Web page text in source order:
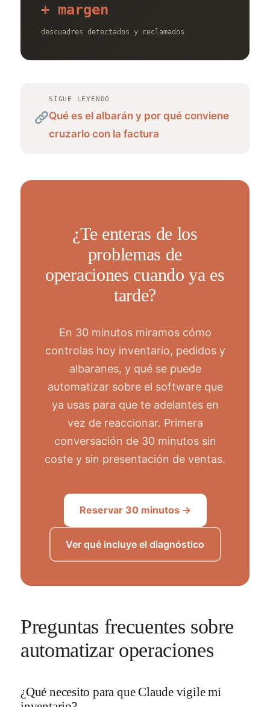
+ margen
descuadres detectados y reclamados
SIGUE LEYENDO
Qué es el albarán y por qué conviene
cruzarlo con la factura
¿Te enteras de los
problemas de
operaciones cuando ya es
tarde?
En 30 minutos miramos cómo
controlas hoy inventario, pedidos y
albaranes, y qué se puede
automatizar sobre el software que
ya usas para que te adelantes en
vez de reaccionar. Primera
conversación de 30 minutos sin
coste y sin presentación de ventas.
Reservar 30 minutos →
Ver qué incluye el diagnóstico
Preguntas frecuentes sobre
automatizar operaciones
¿Qué necesito para que Claude vigile mi